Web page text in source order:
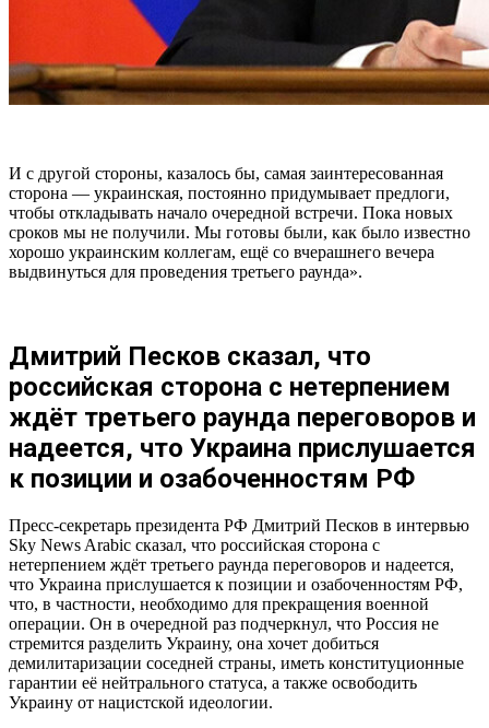
И с другой стороны, казалось бы, самая заинтересованная
сторона — украинская, постоянно придумывает предлоги,
чтобы откладывать начало очередной встречи. Пока новых
сроков мы не получили. Мы готовы были, как было известно
хорошо украинским коллегам, ещё со вчерашнего вечера
выдвинуться для проведения третьего раунда».
Дмитрий Песков сказал, что
российская сторона с нетерпением
ждёт третьего раунда переговоров и
надеется, что Украина прислушается
к позиции и озабоченностям РФ
Пресс-секретарь президента РФ Дмитрий Песков в интервью
Sky News Arabic сказал, что российская сторона с
нетерпением ждёт третьего раунда переговоров и надеется,
что Украина прислушается к позиции и озабоченностям РФ,
что, в частности, необходимо для прекращения военной
операции. Он в очередной раз подчеркнул, что Россия не
стремится разделить Украину, она хочет добиться
демилитаризации соседней страны, иметь конституционные
гарантии её нейтрального статуса, а также освободить
Украину от нацистской идеологии.